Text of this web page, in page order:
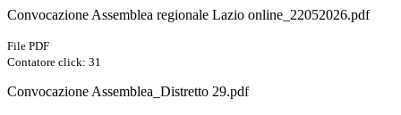
Convocazione Assemblea regionale Lazio online_22052026.pdf
File PDF
Contatore click: 31
Convocazione Assemblea_Distretto 29.pdf